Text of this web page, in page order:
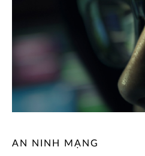
AN NINH MẠNG